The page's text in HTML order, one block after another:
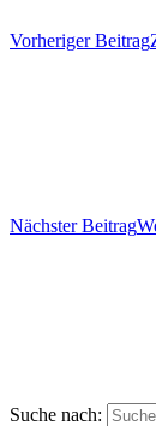
Vorheriger Beitrag
Nächster Beitrag
Suche nach: